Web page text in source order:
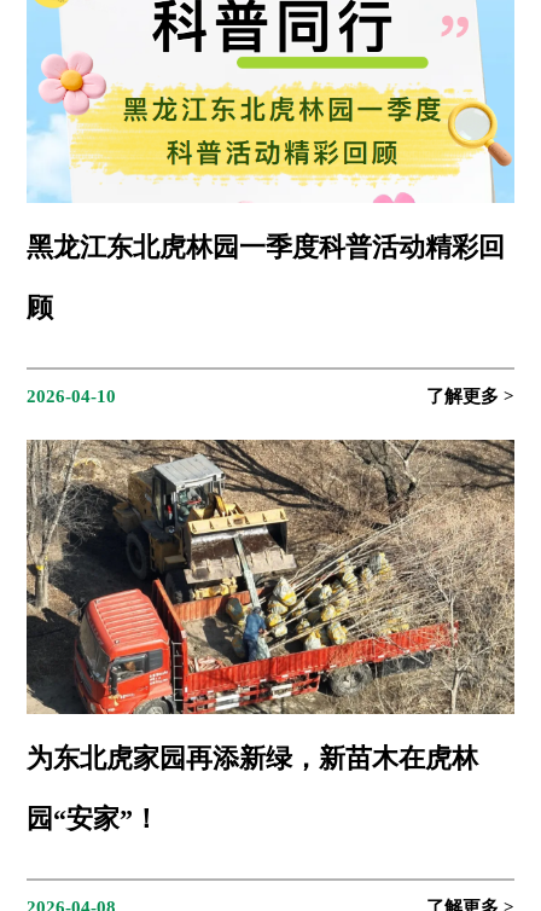
黑龙江东北虎林园一季度科普活动精彩回
顾
2026-04-10
为东北虎家园再添新绿，新苗木在虎林
园“安家”！
2026-04-08